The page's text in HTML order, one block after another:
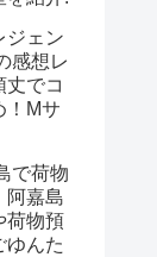
ジェン
感想レ
丈でコ
！Mサ
で荷物
阿嘉島
荷物預
ゆんた